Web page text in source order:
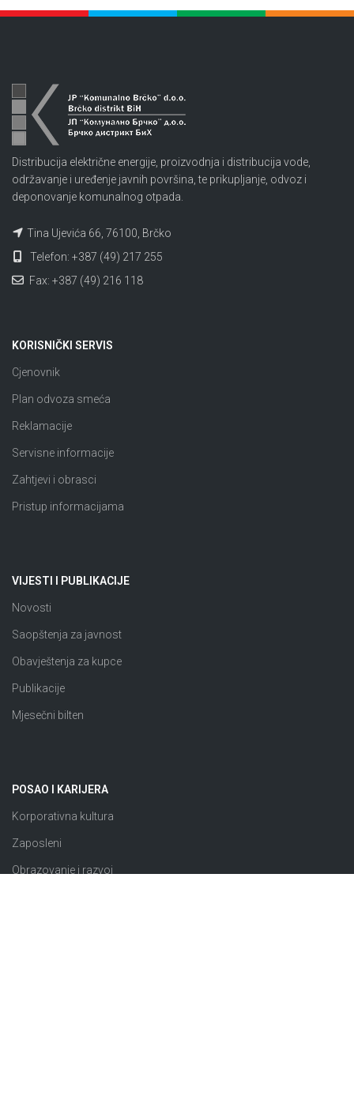
Distribucija električne energije, proizvodnja i distribucija vode,
održavanje i uređenje javnih površina, te prikupljanje, odvoz i
deponovanje komunalnog otpada.
Tina Ujevića 66, 76100, Brčko
Telefon: +387 (49) 217 255
Fax: +387 (49) 216 118
KORISNIČKI SERVIS
Cjenovnik
Plan odvoza smeća
Reklamacije
Servisne informacije
Zahtjevi i obrasci
Pristup informacijama
VIJESTI I PUBLIKACIJE
Novosti
Saopštenja za javnost
Obavještenja za kupce
Publikacije
Mjesečni bilten
POSAO I KARIJERA
Korporativna kultura
Zaposleni
Obrazovanje i razvoj